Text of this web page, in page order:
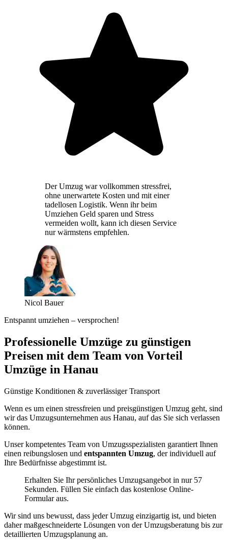
Der Umzug war vollkommen stressfrei,
ohne unerwartete Kosten und mit einer
tadellosen Logistik. Wenn ihr beim
Umziehen Geld sparen und Stress
vermeiden wollt, kann ich diesen Service
nur wärmstens empfehlen.
Nicol Bauer
Entspannt umziehen – versprochen!
Professionelle Umzüge zu günstigen
Preisen mit dem Team von Vorteil
Umzüge in Hanau
Günstige Konditionen & zuverlässiger Transport
Wenn es um einen stressfreien und preisgünstigen Umzug geht, sind
wir das Umzugsunternehmen aus Hanau, auf das Sie sich verlassen
können.
Unser kompetentes Team von Umzugsspezialisten garantiert Ihnen
einen reibungslosen und entspannten Umzug, der individuell auf
Ihre Bedürfnisse abgestimmt ist.
Erhalten Sie Ihr persönliches Umzugsangebot in nur 57
Sekunden. Füllen Sie einfach das kostenlose Online-
Formular aus.
Wir sind uns bewusst, dass jeder Umzug einzigartig ist, und bieten
daher maßgeschneiderte Lösungen von der Umzugsberatung bis zur
detaillierten Umzugsplanung an.